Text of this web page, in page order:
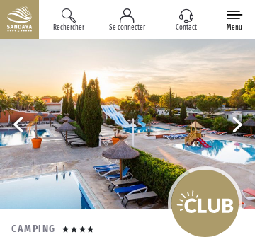
Rechercher Se connecter Contact Menu
CAMPING